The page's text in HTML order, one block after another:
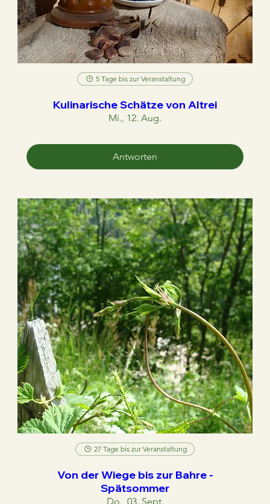
5 Tage bis zur Veranstaltung
Kulinarische Schätze von Altrei
Mi., 12. Aug.
Antworten
27 Tage bis zur Veranstaltung
Von der Wiege bis zur Bahre -
Spätsommer
Do., 03. Sept.